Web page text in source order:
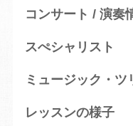
コンサート / 演奏
スぺシャリスト
ミュージック・ツ
レッスンの様子